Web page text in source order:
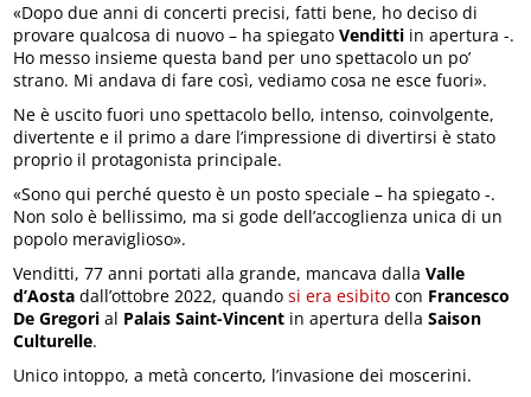
«Dopo due anni di concerti precisi, fatti bene, ho deciso di
provare qualcosa di nuovo – ha spiegatoVenditti in apertura -.
Ho messo insieme questa band per uno spettacolo un po’
strano. Mi andava di fare così, vediamo cosa ne esce fuori».
Ne è uscito fuori uno spettacolo bello, intenso, coinvolgente,
divertente e il primo a dare l’impressione di divertirsi è stato
proprio il protagonista principale.
«Sono qui perché questo è un posto speciale – ha spiegato -.
Non solo è bellissimo, ma si gode dell’accoglienza unica di un
popolo meraviglioso».
Venditti, 77 anni portati alla grande, mancava dallaValle
d’Aosta dall’ottobre 2022, quandosi era esibito con Francesco
De Gregori al Palais Saint-Vincent in apertura dellaSaison
Culturelle.
Unico intoppo, a metà concerto, l’invasione dei moscerini.